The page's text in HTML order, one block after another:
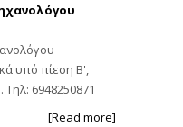
υπό πίεση Β',
Τηλ: 6948250871
[Read more]